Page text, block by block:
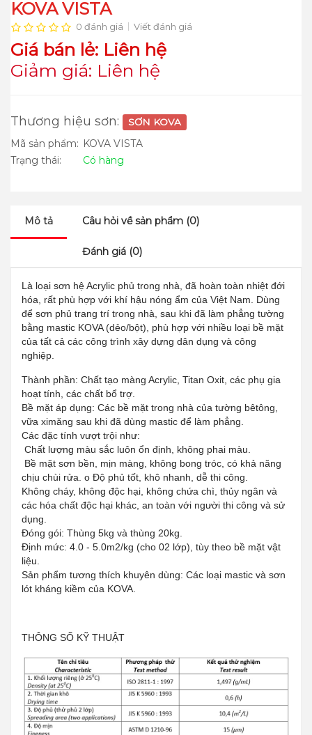
KOVA VISTA
0 đánh giá Viết đánh giá
Giá bán lẻ: Liên hệ
Giảm giá: Liên hệ
Thương hiệu sơn: SƠN KOVA
Mã sản phẩm: KOVA VISTA
Trạng thái:
Có hàng
Mô tả Câu hỏi về sản phẩm (0)
Đánh giá (0)
Là loại sơn hệ Acrylic phủ trong nhà, đã hoàn toàn nhiệt đới
hóa, rất phù hợp với khí hậu nóng ẩm của Việt Nam. Dùng
để sơn phủ trang trí trong nhà, sau khi đã làm phẳng tường
bằng mastic KOVA (dẻo/bột), phù hợp với nhiều loại bề mặt
của tất cả các công trình xây dựng dân dụng và công
nghiệp.
Thành phần: Chất tạo màng Acrylic, Titan Oxit, các phụ gia
hoạt tính, các chất bổ trợ.
Bề mặt áp dụng: Các bề mặt trong nhà của tường bêtông,
vữa ximăng sau khi đã dùng mastic để làm phẳng.
Các đặc tính vượt trội như:
Chất lượng màu sắc luôn ổn định, không phai màu.
Bề mặt sơn bền, mịn màng, không bong tróc, có khả năng
chịu chùi rửa. o Độ phủ tốt, khô nhanh, dễ thi công.
Không cháy, không độc hại, không chứa chì, thủy ngân và
các hóa chất độc hại khác, an toàn với người thi công và sử
dụng.
Đóng gói: Thùng 5kg và thùng 20kg.
Định mức: 4.0 - 5.0m2/kg (cho 02 lớp), tùy theo bề mặt vật
liệu.
Sản phẩm tương thích khuyên dùng: Các loại mastic và sơn
lót kháng kiềm của KOVA.
THÔNG SỐ KỸ THUẬT